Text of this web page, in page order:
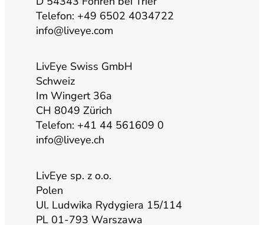
b
g
Telefon: +49 6502 4034722
info@liveye.com
LivEye Swiss GmbH
Schweiz
Im Wingert 36a
CH 8049 Zürich
Telefon: +41 44 561609 0
info@liveye.ch
LivEye sp. z o.o.
Polen
Ul. Ludwika Rydygiera 15/114
PL 01-793 Warszawa